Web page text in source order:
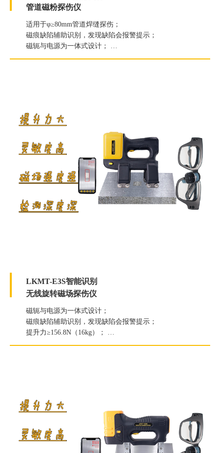
管道磁粉探伤仪
适用于φ≥80mm管道焊缝探伤；
磁痕缺陷辅助识别，发现缺陷会报警提示；
磁轭与电源为一体式设计；
提升力≥118N（12kg）；
LKMT-E3S智能识别
无线旋转磁场探伤仪
磁轭与电源为一体式设计；
磁痕缺陷辅助识别，发现缺陷会报警提示；
提升力≥156.8N（16kg）；
白光照度≥2000Lux；